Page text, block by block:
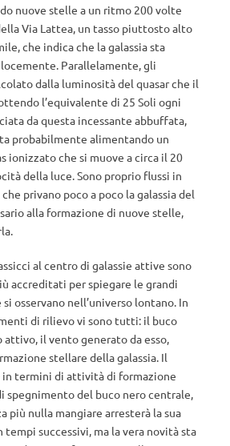
nuove stelle a un ritmo 200 volte
Via Lattea, un tasso piuttosto alto
che indica che la galassia sta
Parallelamente, gli
dalla luminosità del quasar che il
l’equivalente di 25 Soli ogni
da questa incessante abbuffata,
probabilmente alimentando un
ionizzato che si muove a circa il 20
della luce. Sono proprio flussi in
privano poco a poco la galassia del
alla formazione di nuove stelle,
al centro di galassie attive sono
accreditati per spiegare le grandi
si osservano nell’universo lontano. In
di rilievo vi sono tutti: il buco
il vento generato da esso,
stellare della galassia. Il
in termini di attività di formazione
spegnimento del buco nero centrale,
più nulla mangiare arresterà la sua
tempi successivi, ma la vera novità sta